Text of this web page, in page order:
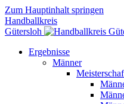
Zum Hauptinhalt springen
Handballkreis
Gütersloh
Ergebnisse
Männer